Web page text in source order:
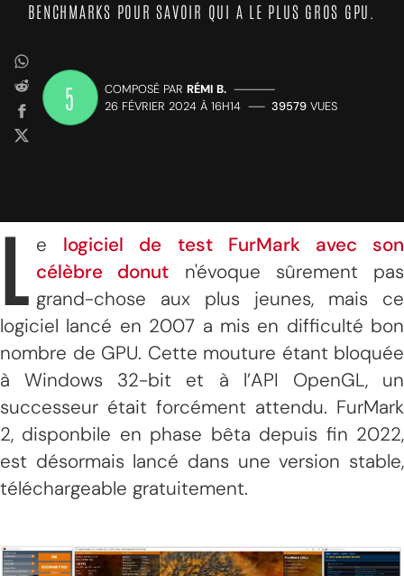
BENCHMARKS POUR SAVOIR QUI A LE PLUS GROS GPU.
5 COMPOSÉ PAR RÉMI B. —————
26 FÉVRIER 2024 À 16H14 —— 39579 VUES
L e logiciel de test FurMark avec son
célèbre donut n'évoque sûrement pas
grand-chose aux plus jeunes, mais ce
logiciel lancé en 2007 a mis en difficulté bon
nombre de GPU. Cette mouture étant bloquée
à Windows 32-bit et à l’API OpenGL, un
successeur était forcément attendu. FurMark
2, disponbile en phase bêta depuis fin 2022,
est désormais lancé dans une version stable,
téléchargeable gratuitement.